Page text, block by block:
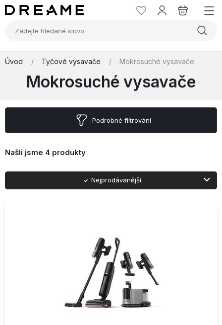
Úvod / Tyčové vysavače / Mokrosuché vysavače
Mokrosuché vysavače
Podrobné filtrování
Našli jsme 4 produkty
Nejprodávanější